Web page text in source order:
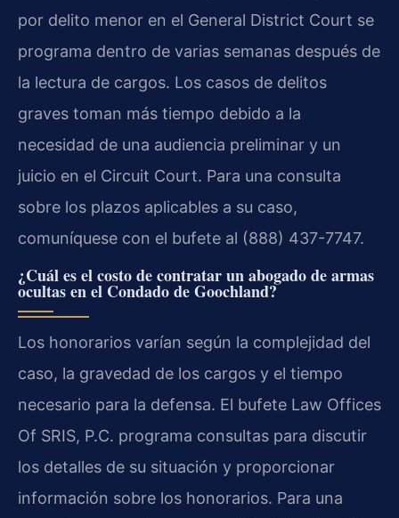
por delito menor en el General District Court se
programa dentro de varias semanas después de
la lectura de cargos. Los casos de delitos
graves toman más tiempo debido a la
necesidad de una audiencia preliminar y un
juicio en el Circuit Court. Para una consulta
sobre los plazos aplicables a su caso,
comuníquese con el bufete al (888) 437-7747.
¿Cuál es el costo de contratar un abogado de armas
ocultas en el Condado de Goochland?
Los honorarios varían según la complejidad del
caso, la gravedad de los cargos y el tiempo
necesario para la defensa. El bufete Law Offices
Of SRIS, P.C. programa consultas para discutir
los detalles de su situación y proporcionar
información sobre los honorarios. Para una